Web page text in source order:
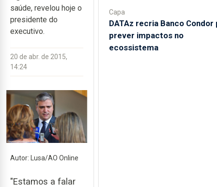
saúde, revelou hoje o
presidente do
executivo.
20 de abr. de 2015,
14:24
Autor: Lusa/AO Online
"Estamos a falar
Capa
DATAz recria Banco Condor
prever impactos no
ecossistema